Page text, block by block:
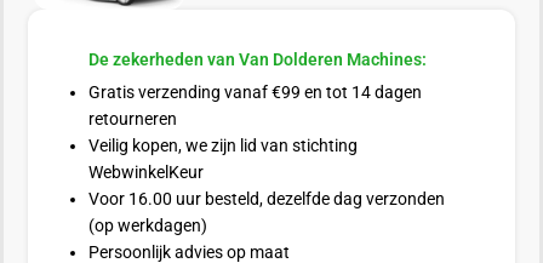
De zekerheden van Van Dolderen Machines:
Gratis verzending vanaf €99 en tot 14 dagen
retourneren
Veilig kopen, we zijn lid van stichting
WebwinkelKeur
Voor 16.00 uur besteld, dezelfde dag verzonden
(op werkdagen)
Persoonlijk advies op maat